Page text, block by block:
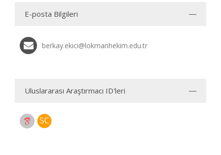
E-posta Bilgileri
berkay.ekici@lokmanhekim.edu.tr
Uluslararası Araştırmacı ID'leri